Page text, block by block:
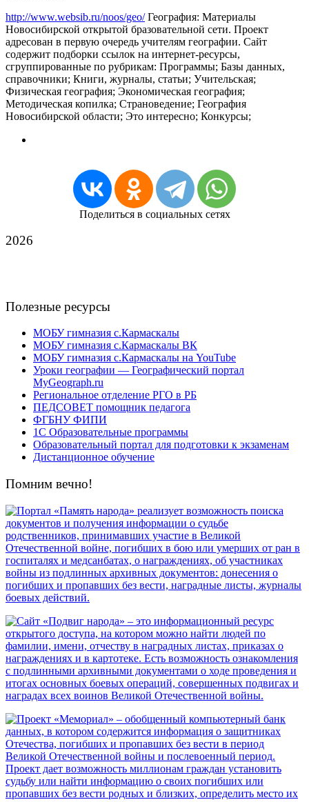
http://www.websib.ru/noos/geo/География: Материалы
Новосибирской открытой бразовательной сети. Проект
адресован в первую очередь учителям географии. Сайт
содержит подборки ссылок на интернет-ресурсы,
сгруппированные по рубрикам: Программы; Базы данных,
справочники; Книги, журналы, статьи; Учительская;
Физическая география; Экономическая география;
Методическая копилка; Страноведение; География
Новосибирской области; Это интересно; Конкурсы;
Поделиться в социальных сетях
2026
Полезные ресурсы
МОБУ гимназия с.Кармаскалы
МОБУ гимназия с.Кармаскалы ВК
МОБУ гимназия с.Кармаскалы на YouTube
Уроки географии — Географический портал
MyGeograph.ru
Региональное отделение РГО в РБ
ПЕДСОВЕТ помощник педагога
ФГБНУ ФИПИ
1С Образовательные программы
Образовательный портал для подготовки к экзаменам
Дистанционное обучение
Помним вечно!